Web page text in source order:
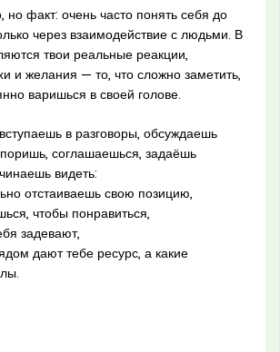
но факт: очень часто понять себя до
через взаимодействие с людьми. В
твои реальные реакции,
и желания — то, что сложно заметить,
варишься в своей голове.
в разговоры, обсуждаешь
соглашаешься, задаёшь
видеть:
отстаиваешь свою позицию,
чтобы понравиться,
задевают,
дают тебе ресурс, а какие